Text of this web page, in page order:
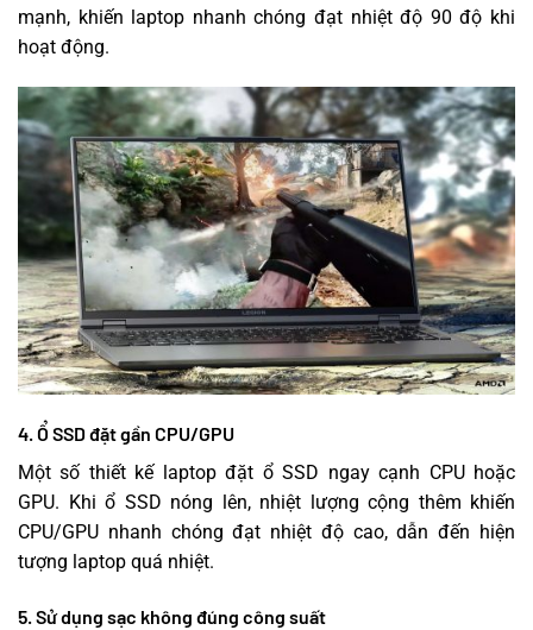
mạnh, khiến laptop nhanh chóng đạt nhiệt độ 90 độ khi
hoạt động.
4. Ổ SSD đặt gần CPU/GPU
Một số thiết kế laptop đặt ổ SSD ngay cạnh CPU hoặc
GPU. Khi ổ SSD nóng lên, nhiệt lượng cộng thêm khiến
CPU/GPU nhanh chóng đạt nhiệt độ cao, dẫn đến hiện
tượng laptop quá nhiệt.
5. Sử dụng sạc không đúng công suất